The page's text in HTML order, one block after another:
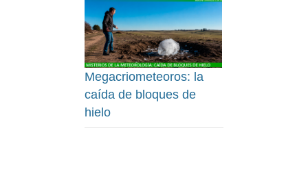
Megacriometeoros: la
caída de bloques de
hielo